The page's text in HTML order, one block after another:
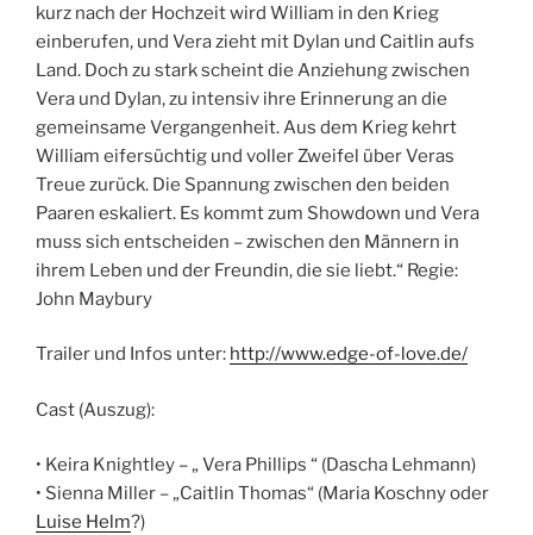
kurz nach der Hochzeit wird William in den Krieg
einberufen, und Vera zieht mit Dylan und Caitlin aufs
Land. Doch zu stark scheint die Anziehung zwischen
Vera und Dylan, zu intensiv ihre Erinnerung an die
gemeinsame Vergangenheit. Aus dem Krieg kehrt
William eifersüchtig und voller Zweifel über Veras
Treue zurück. Die Spannung zwischen den beiden
Paaren eskaliert. Es kommt zum Showdown und Vera
muss sich entscheiden – zwischen den Männern in
ihrem Leben und der Freundin, die sie liebt.“ Regie:
John Maybury
Trailer und Infos unter: http://www.edge-of-love.de/
Cast (Auszug):
• Keira Knightley – „ Vera Phillips “ (Dascha Lehmann)
• Sienna Miller – „Caitlin Thomas“ (Maria Koschny oder
Luise Helm?)